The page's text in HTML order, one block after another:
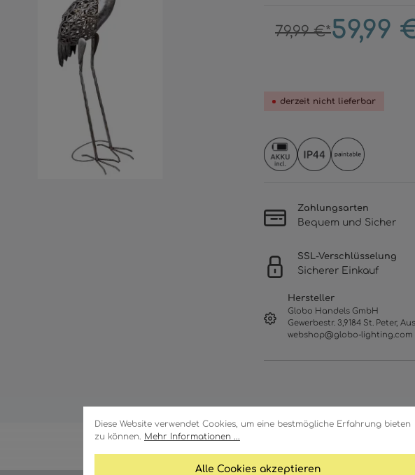
Diese Website verwendet Cookies, um eine bestmögliche Erfahrung bieten
zu können. Mehr Informationen ...
Alle Cookies akzeptieren
79,99 €*59,99
derzeit nicht lieferbar
Zahlungsarten
Bequem und Sicher
SSL-Verschlüsselung
Sicherer Einkauf
Hersteller
Globo Handels GmbH
Gewerbestr. 3,9184 St. Peter,
webshop@globo-lighting.com